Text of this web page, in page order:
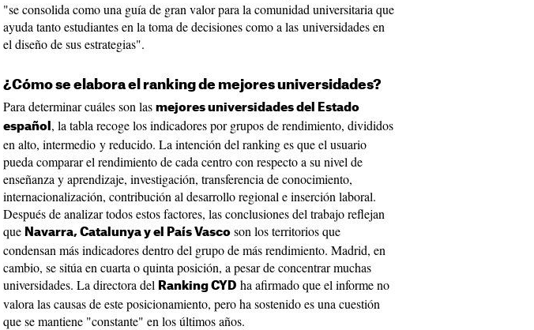
"se consolida como una guía de gran valor para la comunidad universitaria que
ayuda tanto estudiantes en la toma de decisiones como a las universidades en
el diseño de sus estrategias".
¿Cómo se elabora el ranking de mejores universidades?
Para determinar cuáles son las mejores universidades del Estado
español , la tabla recoge los indicadores por grupos de rendimiento, divididos
en alto, intermedio y reducido. La intención del ranking es que el usuario
pueda comparar el rendimiento de cada centro con respecto a su nivel de
enseñanza y aprendizaje, investigación, transferencia de conocimiento,
internacionalización, contribución al desarrollo regional e inserción laboral.
Después de analizar todos estos factores, las conclusiones del trabajo reflejan
que Navarra, Catalunya y el País Vasco son los territorios que
condensan más indicadores dentro del grupo de más rendimiento. Madrid, en
cambio, se sitúa en cuarta o quinta posición, a pesar de concentrar muchas
universidades. La directora del Ranking CYD ha afirmado que el informe no
valora las causas de este posicionamiento, pero ha sostenido es una cuestión
que se mantiene "constante" en los últimos años.